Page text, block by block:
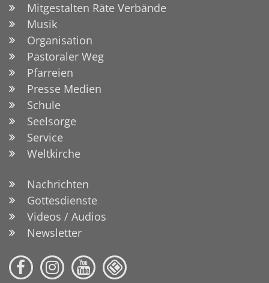
Mitgestalten Räte Verbände
Musik
Organisation
Pastoraler Weg
Pfarreien
Presse Medien
Schule
Seelsorge
Service
Weltkirche
Nachrichten
Gottesdienste
Videos / Audios
Newsletter